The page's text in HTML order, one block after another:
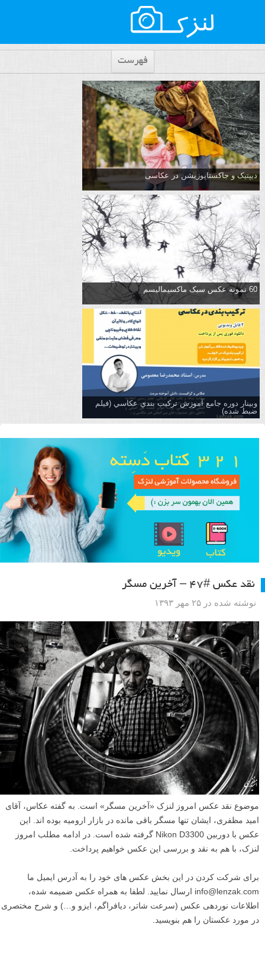
فهرست
دیپتیک و جاکستا‌پوزیشن در عکاسی
60 نمونه عکس سبک ماکسیمالیسم
وبینار دوره جامع آموزش تركيب بندي عكاسي (فیلم
ضبط شده)
نقد عکس #۴۷ – آخرین مسگر
نوشته شده در ۲۵ مهر ۱۳۹۳
موضوع نقد عکس امروز لنزک «آخرین مسگر» است. به گفته عکاس، آقای
امید مظفری، ایشان تنها مسگر باقی مانده در بازار ارومیه بوده اند. این
عکس با دوربین Nikon D3300 گرفته شده است. در ادامه مطلب امروز
لنزک، با هم به نقد و بررسی این عکس خواهیم پرداخت.
برای شرکت کردن در این بخش عکس های خود را به آدرس ایمیل ما
info@lenzak.com ارسال نمایید. لطفا به همراه عکس ضمیمه شده،
اطلاعات نوردهی عکس (سرعت شاتر، دیافراگم، ایزو و…) و شرح مختصری
در مورد عکستان را هم بنویسید.